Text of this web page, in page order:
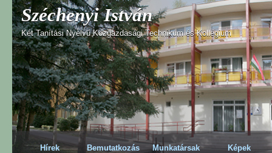
Széchenyi István
Két Tanítási Nyelvű Közgazdasági Technikum és Kollégium
Hírek Bemutatkozás Munkatársak Képek